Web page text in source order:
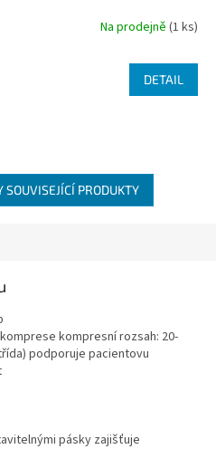
Na prodejně (1 ks)
DETAIL
PRODUKTY
kompresní rozsah: 20-
podporuje pacientovu
pásky zajišťuje